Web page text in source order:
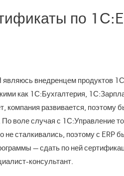
по
внедренцем продуктов
как 1С:Бухгалтерия,
развивается, поэтому
воле случая с 1С:Управление
не сталкивались, поэтому с ERP
— сдать по ней
консультант.